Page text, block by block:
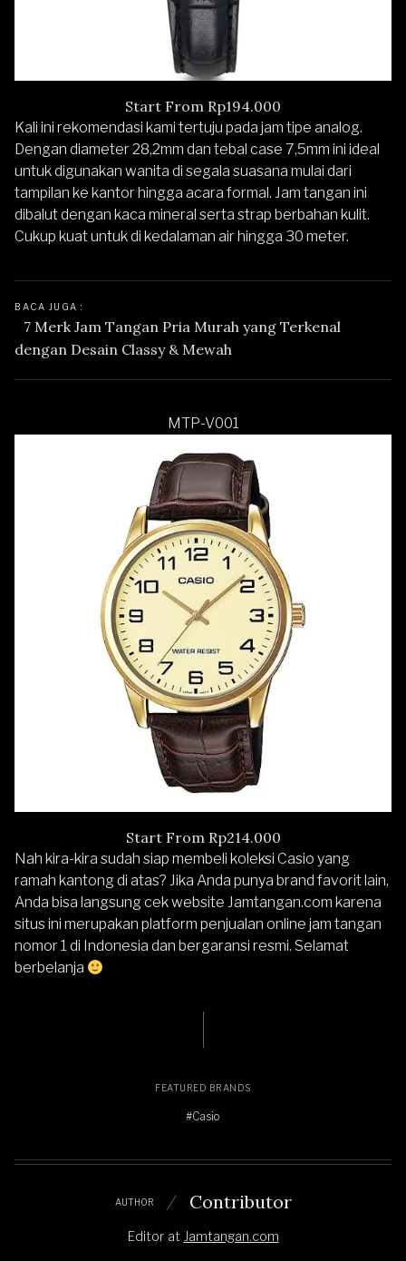
Start From Rp194.000
Kali ini rekomendasi kami tertuju pada jam tipe analog.
Dengan diameter 28,2mm dan tebal case 7,5mm ini ideal
untuk digunakan wanita di segala suasana mulai dari
tampilan ke kantor hingga acara formal. Jam tangan ini
dibalut dengan kaca mineral serta strap berbahan kulit.
Cukup kuat untuk di kedalaman air hingga 30 meter.
BACA JUGA :
7 Merk Jam Tangan Pria Murah yang Terkenal
dengan Desain Classy & Mewah
MTP-V001
Start From Rp214.000
Nah kira-kira sudah siap membeli koleksi Casio yang
ramah kantong di atas? Jika Anda punya brand favorit lain,
Anda bisa langsung cek website Jamtangan.com karena
situs ini merupakan platform penjualan online jam tangan
nomor 1 di Indonesia dan bergaransi resmi. Selamat
berbelanja
FEATURED BRANDS
#Casio
AUTHOR Contributor
Editor at Jamtangan.com